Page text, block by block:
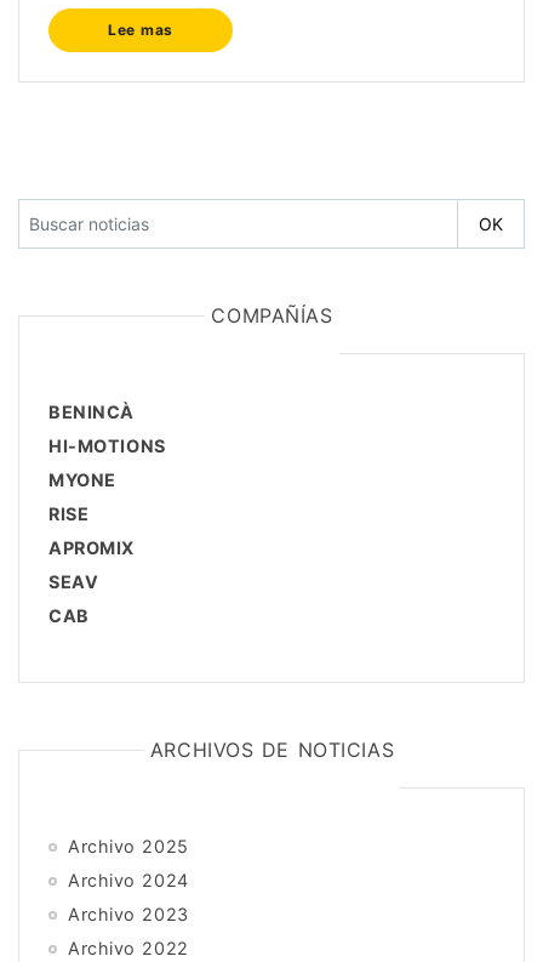
Lee mas
COMPAÑÍAS
BENINCÀ
HI-MOTIONS
MYONE
RISE
APROMIX
SEAV
CAB
ARCHIVOS DE NOTICIAS
Archivo 2025
Archivo 2024
Archivo 2023
Archivo 2022